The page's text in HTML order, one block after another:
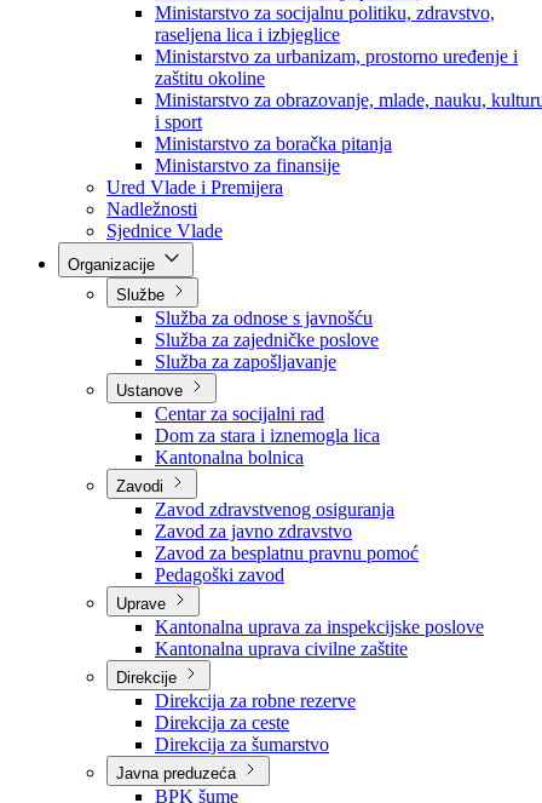
Ministarstvo za privredu
Ministarstvo za pravosuđe, upravu i radne odnose
Ministarstvo za unutrašnje poslove
Ministarstvo za socijalnu politiku, zdravstvo,
raseljena lica i izbjeglice
Ministarstvo za urbanizam, prostorno uređenje i
zaštitu okoline
Ministarstvo za obrazovanje, mlade, nauku,
i sport
Ministarstvo za boračka pitanja
Ministarstvo za finansije
Ured Vlade i Premijera
Nadležnosti
Sjednice Vlade
Službe
Služba za odnose s javnošću
Služba za zajedničke poslove
Služba za zapošljavanje
Ustanove
Centar za socijalni rad
Dom za stara i iznemogla lica
Kantonalna bolnica
Zavodi
Zavod zdravstvenog osiguranja
Zavod za javno zdravstvo
Zavod za besplatnu pravnu pomoć
Pedagoški zavod
Uprave
Kantonalna uprava za inspekcijske poslove
Kantonalna uprava civilne zaštite
Direkcije
Direkcija za robne rezerve
Direkcija za ceste